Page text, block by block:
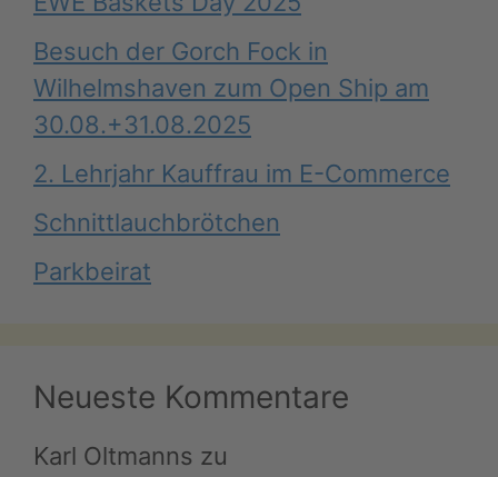
Besuch der Gorch Fock in
Wilhelmshaven zum Open Ship am
30.08.+31.08.2025
2. Lehrjahr Kauffrau im E-Commerce
Schnittlauchbrötchen
Parkbeirat
Neueste Kommentare
Karl Oltmanns zu